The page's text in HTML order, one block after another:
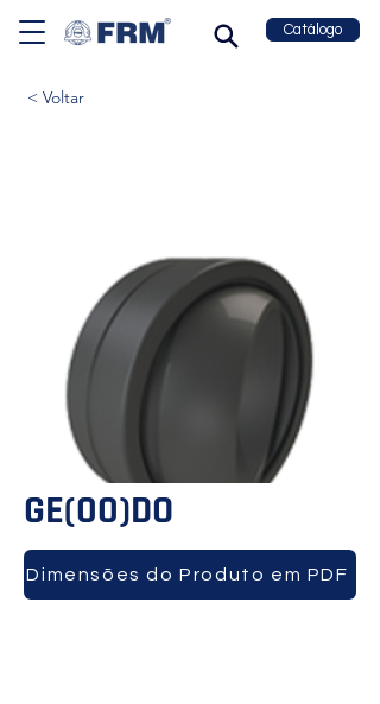
Catálogo
< Voltar
GE(00)DO
Dimensões do Produto em PDF